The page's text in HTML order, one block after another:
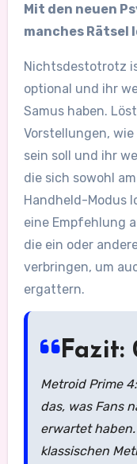
Mit den neuen
manches Rätsel
Nichtsdestotrotz
optional und ihr
Samus haben.
Vorstellungen, wie
sein soll und ihr
die sich sowohl
Handheld-Modus
eine Empfehlung
die ein oder
verbringen, um
ergattern.
Fazit:
Metroid Prime
das, was Fans
erwartet
klassischen